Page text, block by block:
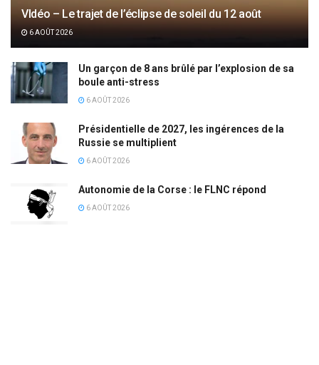
VIdéo – Le trajet de l’éclipse de soleil du 12 août
6 AOÛT 2026
Un garçon de 8 ans brûlé par l’explosion de sa
boule anti-stress
6 AOÛT 2026
Présidentielle de 2027, les ingérences de la
Russie se multiplient
6 AOÛT 2026
Autonomie de la Corse : le FLNC répond
6 AOÛT 2026